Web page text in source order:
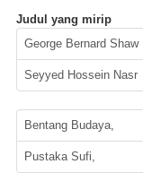
Judul yang mirip
Pengarang
George Bernard Shaw
Seyyed Hossein Nasr
Penerbit
Bentang Budaya,
Pustaka Sufi,